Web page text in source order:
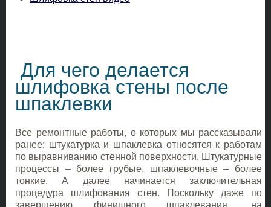
Для чего делается
шлифовка стены после
шпаклевки
Все ремонтные работы, о которых мы рассказывали
ранее: штукатурка и шпаклевка относятся к работам
по выравниванию стенной поверхности. Штукатурные
процессы – более грубые, шпаклевочные – более
тонкие. А далее начинается заключительная
процедура шлифования стен. Поскольку даже по
завершению финишного шпаклевания, на